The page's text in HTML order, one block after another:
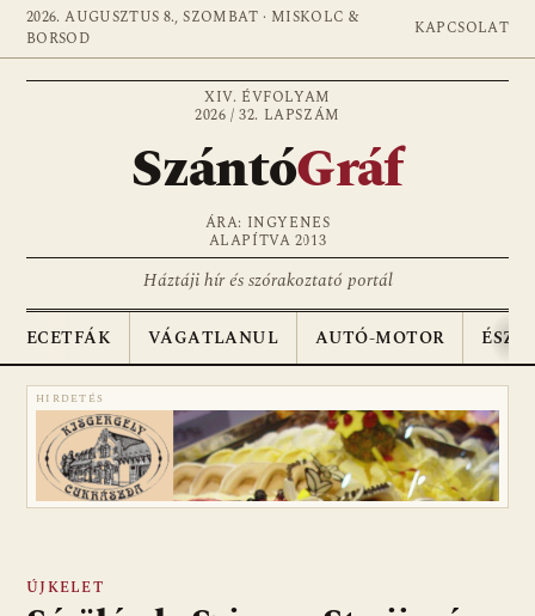
2026. AUGUSZTUS 8., SZOMBAT · MISKOLC &
BORSOD
KAPCSOLAT
XIV. ÉVFOLYAM
2026 / 32. LAPSZÁM
SzántóGráf
ÁRA: INGYENES
ALAPÍTVA 2013
Háztáji hír és szórakoztató portál
ECETFÁK VÁGATLANUL AUTÓ-MOTOR
HIRDETÉS
ÚJKELET